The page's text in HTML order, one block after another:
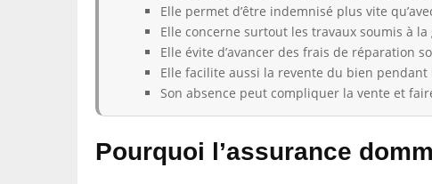
Elle permet d’être indemnisé plus vite
Elle concerne surtout les travaux soumis à
Elle évite d’avancer des frais de réparation
Elle facilite aussi la revente du bien
Son absence peut compliquer la vente et
Pourquoi l’assurance